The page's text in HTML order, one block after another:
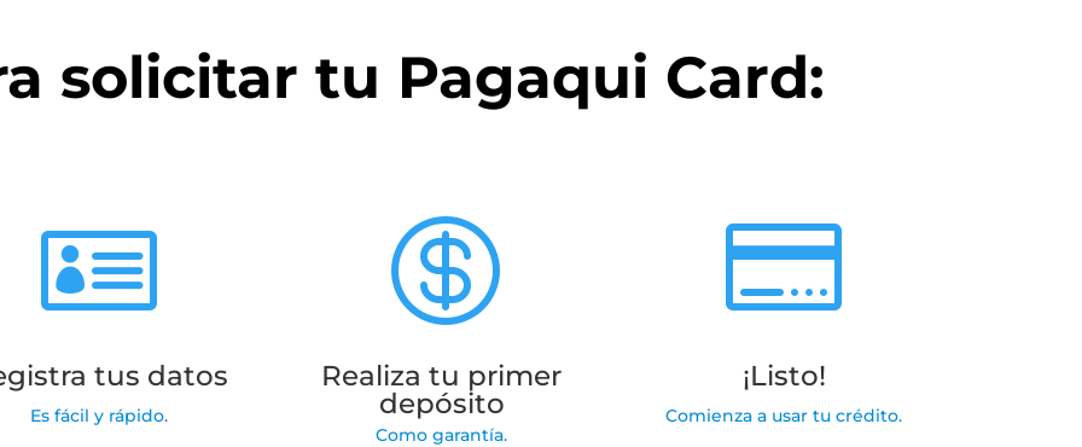
solicitar tu Pagaqui Card:

tus datos
Es fácil y rápido.

Realiza tu primer
depósito
Como garantía.

¡Listo!
Comienza a usar tu crédito.